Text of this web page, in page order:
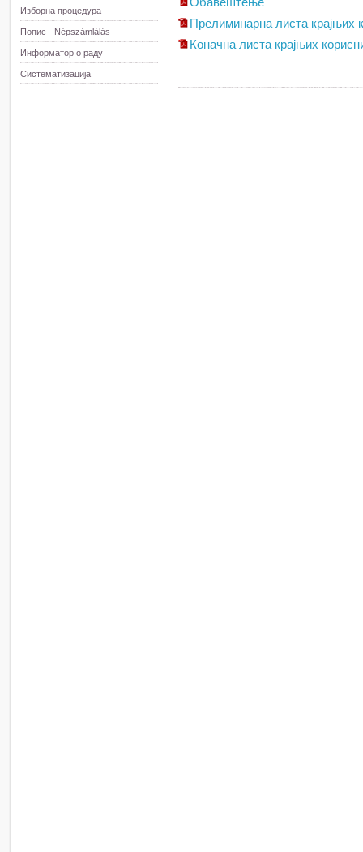
Изборна процедура
Попис - Népszámlálás
Информатор о раду
Систематизација
Прелиминарна листа крајњих
Коначна листа крајњих